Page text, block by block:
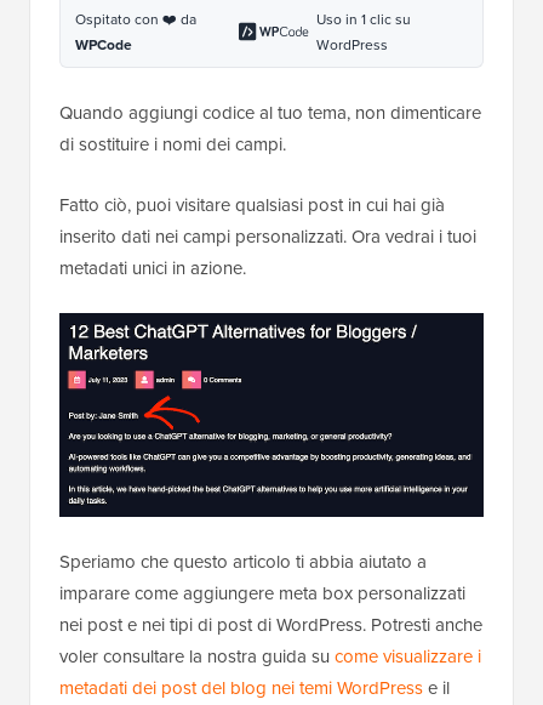
Ospitato con ❤️ da
WPCode
Uso in 1 clic su
WordPress
Quando aggiungi codice al tuo tema, non dimenticare
di sostituire i nomi dei campi.
Fatto ciò, puoi visitare qualsiasi post in cui hai già
inserito dati nei campi personalizzati. Ora vedrai i tuoi
metadati unici in azione.
Speriamo che questo articolo ti abbia aiutato a
imparare come aggiungere meta box personalizzati
nei post e nei tipi di post di WordPress. Potresti anche
voler consultare la nostra guida su come visualizzare i
metadati dei post del blog nei temi WordPresse il